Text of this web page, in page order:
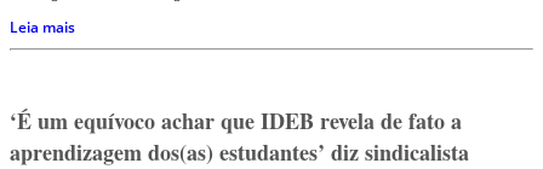
Leia mais
‘É um equívoco achar que IDEB revela de fato a
aprendizagem dos(as) estudantes’ diz sindicalista